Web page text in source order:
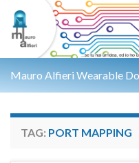
Mauro Alfieri Wearable
TAG: PORT MAPPING